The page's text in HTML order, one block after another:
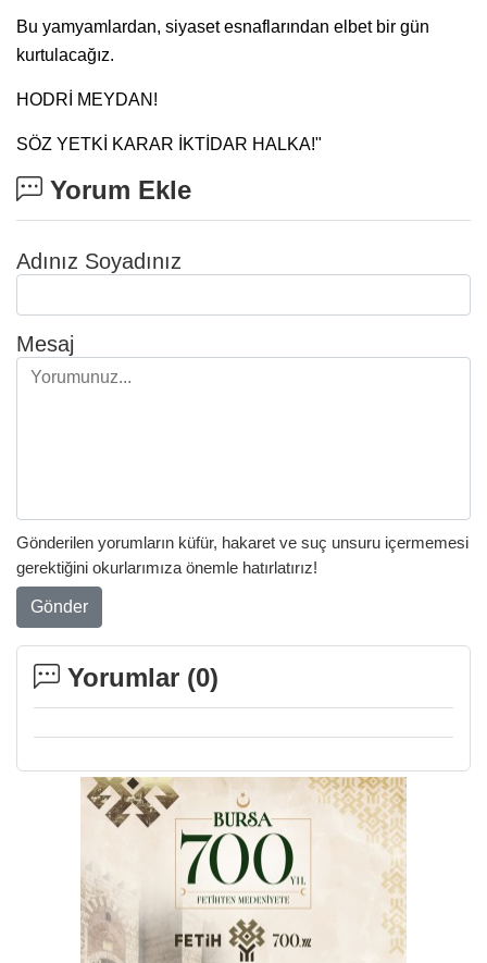
Bu yamyamlardan, siyaset esnaflarından elbet bir gün
kurtulacağız.
HODRİ MEYDAN!
SÖZ YETKİ KARAR İKTİDAR HALKA!"
Yorum Ekle
Adınız Soyadınız
Mesaj
Gönderilen yorumların küfür, hakaret ve suç unsuru içermemesi
gerektiğini okurlarımıza önemle hatırlatırız!
Gönder
Yorumlar (0)